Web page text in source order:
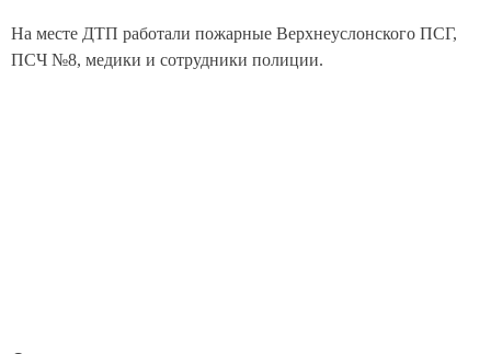
На месте ДТП работали пожарные Верхнеуслонского ПСГ,
ПСЧ №8, медики и сотрудники полиции.